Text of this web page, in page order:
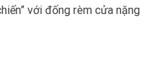
với đống rèm cửa nặng